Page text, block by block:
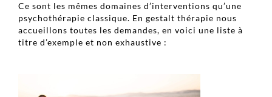
Ce sont les mêmes domaines d’interventions qu’une
psychothérapie classique. En gestalt thérapie nous
accueillons toutes les demandes, en voici une liste à
titre d’exemple et non exhaustive :